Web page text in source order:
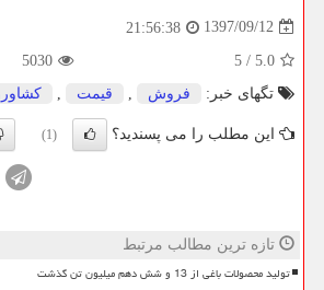
1397/09/12
21:56:38
5.0
/
5
5030
تگهای خبر:
فروش , قیمت ,
این مطلب را می پسندید؟ (1)
تازه ترین مطالب مرتبط
تولید محصولات باغی از 13 و شش دهم میلیون تن گذشت